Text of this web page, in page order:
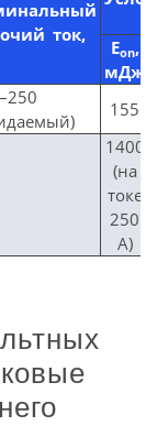
ток,
Eon,
мДж
155
1400
(на
токе
250
А)